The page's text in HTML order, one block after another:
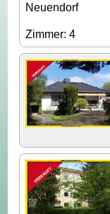
Neuendorf
Zimmer: 4